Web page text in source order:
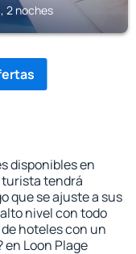
2 noches
disponibles en
turista tendrá
que se ajuste a sus
nivel con todo
hoteles con un
Loon Plage